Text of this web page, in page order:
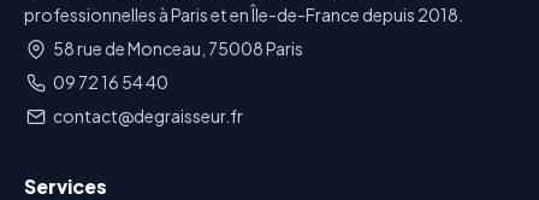
professionnelles à Paris et en Île-de-France depuis 2018.
58 rue de Monceau, 75008 Paris
09 72 16 54 40
contact@degraisseur.fr
Services